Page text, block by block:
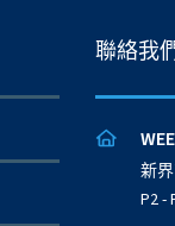
聯絡我
新
P2 -